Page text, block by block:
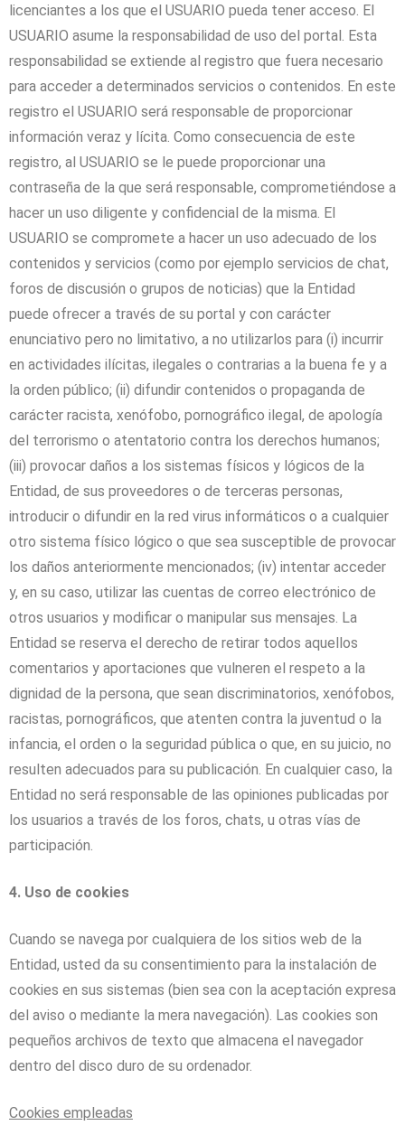
licenciantes a los que el USUARIO pueda tener acceso. El
USUARIO asume la responsabilidad de uso del portal. Esta
responsabilidad se extiende al registro que fuera necesario
para acceder a determinados servicios o contenidos. En este
registro el USUARIO será responsable de proporcionar
información veraz y lícita. Como consecuencia de este
registro, al USUARIO se le puede proporcionar una
contraseña de la que será responsable, comprometiéndose a
hacer un uso diligente y confidencial de la misma. El
USUARIO se compromete a hacer un uso adecuado de los
contenidos y servicios (como por ejemplo servicios de chat,
foros de discusión o grupos de noticias) que la Entidad
puede ofrecer a través de su portal y con carácter
enunciativo pero no limitativo, a no utilizarlos para (i) incurrir
en actividades ilícitas, ilegales o contrarias a la buena fe y a
la orden público; (ii) difundir contenidos o propaganda de
carácter racista, xenófobo, pornográfico ilegal, de apología
del terrorismo o atentatorio contra los derechos humanos;
(iii) provocar daños a los sistemas físicos y lógicos de la
Entidad, de sus proveedores o de terceras personas,
introducir o difundir en la red virus informáticos o a cualquier
otro sistema físico lógico o que sea susceptible de provocar
los daños anteriormente mencionados; (iv) intentar acceder
y, en su caso, utilizar las cuentas de correo electrónico de
otros usuarios y modificar o manipular sus mensajes. La
Entidad se reserva el derecho de retirar todos aquellos
comentarios y aportaciones que vulneren el respeto a la
dignidad de la persona, que sean discriminatorios, xenófobos,
racistas, pornográficos, que atenten contra la juventud o la
infancia, el orden o la seguridad pública o que, en su juicio, no
resulten adecuados para su publicación. En cualquier caso, la
Entidad no será responsable de las opiniones publicadas por
los usuarios a través de los foros, chats, u otras vías de
participación.
4. Uso de cookies
Cuando se navega por cualquiera de los sitios web de la
Entidad, usted da su consentimiento para la instalación de
cookies en sus sistemas (bien sea con la aceptación expresa
del aviso o mediante la mera navegación). Las cookies son
pequeños archivos de texto que almacena el navegador
dentro del disco duro de su ordenador.
Cookies empleadas